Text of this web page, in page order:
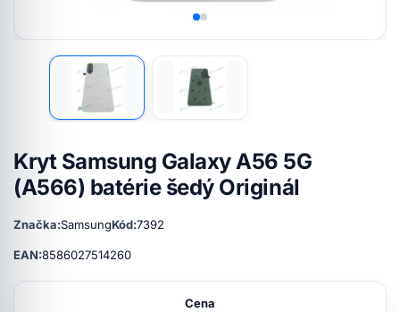
Kryt Samsung Galaxy A56 5G
(A566) batérie šedý Originál
Značka:SamsungKód:7392
EAN:8586027514260
Cena